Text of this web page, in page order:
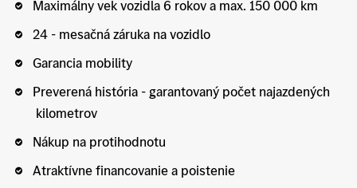
Maximálny vek vozidla 6 rokov a max. 150 000 km
24 - mesačná záruka na vozidlo
Garancia mobility
Preverená história - garantovaný počet najazdených
kilometrov
Nákup na protihodnotu
Atraktívne financovanie a poistenie